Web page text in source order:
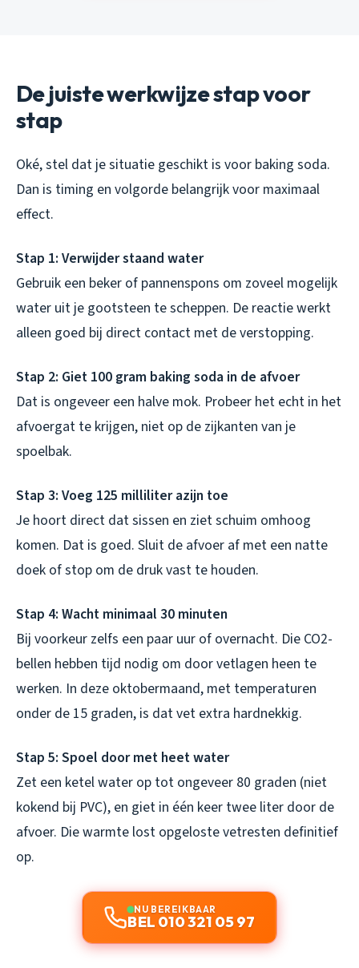
De juiste werkwijze stap voor
stap
Oké, stel dat je situatie geschikt is voor baking soda.
Dan is timing en volgorde belangrijk voor maximaal
effect.
Stap 1: Verwijder staand water
Gebruik een beker of pannenspons om zoveel mogelijk
water uit je gootsteen te scheppen. De reactie werkt
alleen goed bij direct contact met de verstopping.
Stap 2: Giet 100 gram baking soda in de afvoer
Dat is ongeveer een halve mok. Probeer het echt in het
afvoergat te krijgen, niet op de zijkanten van je
spoelbak.
Stap 3: Voeg 125 milliliter azijn toe
Je hoort direct dat sissen en ziet schuim omhoog
komen. Dat is goed. Sluit de afvoer af met een natte
doek of stop om de druk vast te houden.
Stap 4: Wacht minimaal 30 minuten
Bij voorkeur zelfs een paar uur of overnacht. Die CO2-
bellen hebben tijd nodig om door vetlagen heen te
werken. In deze oktobermaand, met temperaturen
onder de 15 graden, is dat vet extra hardnekkig.
Stap 5: Spoel door met heet water
Zet een ketel water op tot ongeveer 80 graden (niet
kokend bij PVC), en giet in één keer twee liter door de
afvoer. Die warmte lost opgeloste vetresten definitief
op.
NU BEREIKBAAR
BEL 010 321 05 97